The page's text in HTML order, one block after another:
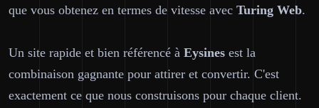
que vous obtenez en termes de vitesse avec Turing Web.
Un site rapide et bien référencé à Eysines est la
combinaison gagnante pour attirer et convertir. C'est
exactement ce que nous construisons pour chaque client.